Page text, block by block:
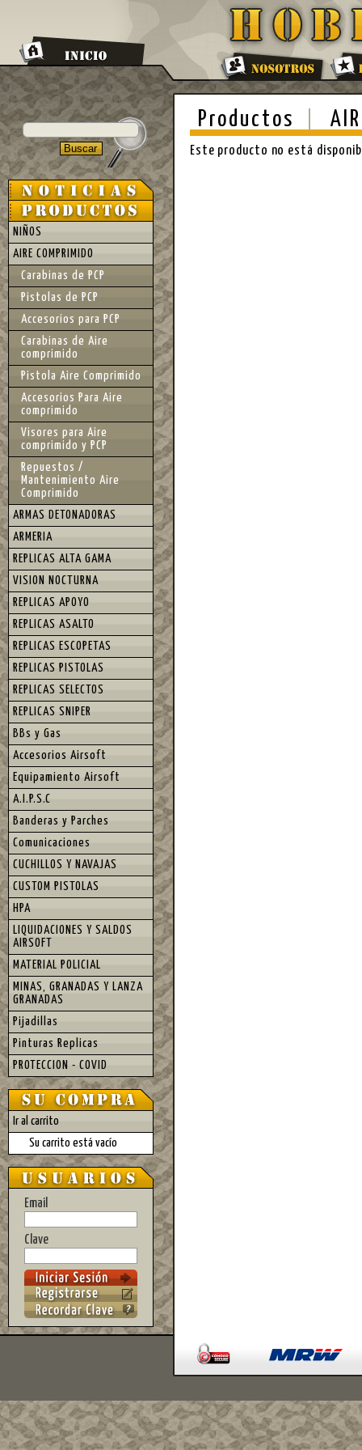
Productos
Este producto no está
NIÑOS
AIRE COMPRIMIDO
Carabinas de PCP
Pistolas de PCP
Accesorios para PCP
Carabinas de Aire
comprimido
Pistola Aire Comprimido
Accesorios Para Aire
comprimido
Visores para Aire
comprimido y PCP
Repuestos /
Mantenimiento Aire
Comprimido
ARMAS DETONADORAS
ARMERIA
REPLICAS ALTA GAMA
VISION NOCTURNA
REPLICAS APOYO
REPLICAS ASALTO
REPLICAS ESCOPETAS
REPLICAS PISTOLAS
REPLICAS SELECTOS
REPLICAS SNIPER
BBs y Gas
Accesorios Airsoft
Equipamiento Airsoft
A.I.P.S.C
Banderas y Parches
Comunicaciones
CUCHILLOS Y NAVAJAS
CUSTOM PISTOLAS
HPA
LIQUIDACIONES Y SALDOS
AIRSOFT
MATERIAL POLICIAL
MINAS, GRANADAS Y LANZA
GRANADAS
Pijadillas
Pinturas Replicas
PROTECCION - COVID
Ir al carrito
Su carrito está vacío
Email
Clave